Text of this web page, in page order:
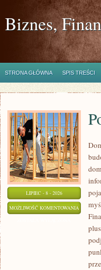
Biznes,
STRONA GŁÓWNA SPIS TREŚCI
LIPIEC - 8 - 2026
MOŻLIWOŚĆ KOMENTOWANIA